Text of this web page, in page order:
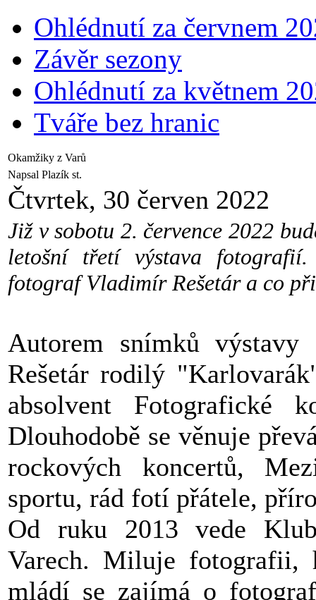
Ohlédnutí za červnem
Závěr sezony
Ohlédnutí za květnem
Tváře bez hranic
Okamžiky z Varů
Napsal Plazík st.
Čtvrtek, 30 červen 2022
Již v sobotu 2. července 2022
letošní třetí výstava
fotograf Vladimír Rešetár a co
Autorem snímků
Rešetár rodilý
absolvent Fotografické
Dlouhodobě se věnuje
rockových koncertů,
sportu, rád fotí přátele,
Od ruku 2013 vede
Varech. Miluje fotografii,
mládí se zajímá o